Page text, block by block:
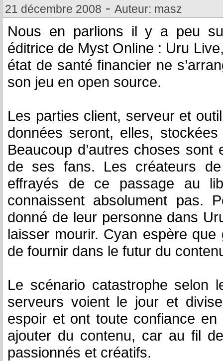
21 décembre 2008 - Auteur: masz
Nous en parlions il y a peu
éditrice de Myst Online : Uru
état de santé financier ne
son jeu en open source.
Les parties client, serveur et
données seront, elles,
Beaucoup d’autres choses sont
de ses fans. Les créateurs
effrayés de ce passage au
connaissent absolument pas.
donné de leur personne dans
laisser mourir. Cyan espère
de fournir dans le futur du
Le scénario catastrophe selon
serveurs voient le jour et
espoir et ont toute confiance
ajouter du contenu, car au fil
passionnés et créatifs.